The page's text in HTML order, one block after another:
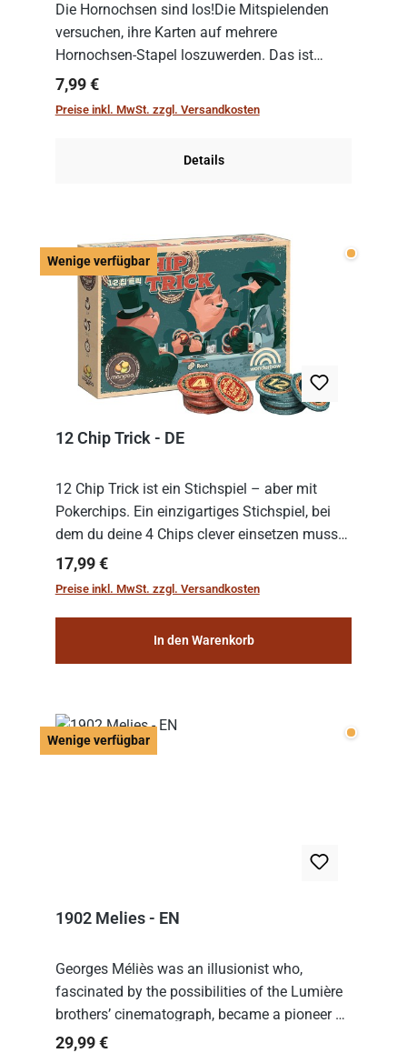
Die Hornochsen sind los!Die Mitspielenden
versuchen, ihre Karten auf mehrere
Hornochsen-Stapel loszuwerden. Das ist
kniffliger als gedacht, denn die Differenz
zwischen ausgespielter Karte und der
Regulärer Preis:
7,99 €
Preise inkl. MwSt. zzgl. Versandkosten
Details
Wenige verfügbar Wenige
12 Chip Trick - DE
12 Chip Trick ist ein Stichspiel – aber mit
Pokerchips. Ein einzigartiges Stichspiel, bei
dem du deine 4 Chips clever einsetzen musst.
Wer die Chips mit dem höchsten Gesamtwert
hat, gewinnt die Runde. Aber Vorsicht: D...
Regulärer Preis:
17,99 €
Preise inkl. MwSt. zzgl. Versandkosten
In den Warenkorb
Wenige verfügbar Wenige
1902 Melies - EN
Georges Méliès was an illusionist who,
fascinated by the possibilities of the Lumière
brothers’ cinematograph, became a pioneer of
cinema. In 1902, he filmed his most famous
Regulärer Preis:
29,99 €